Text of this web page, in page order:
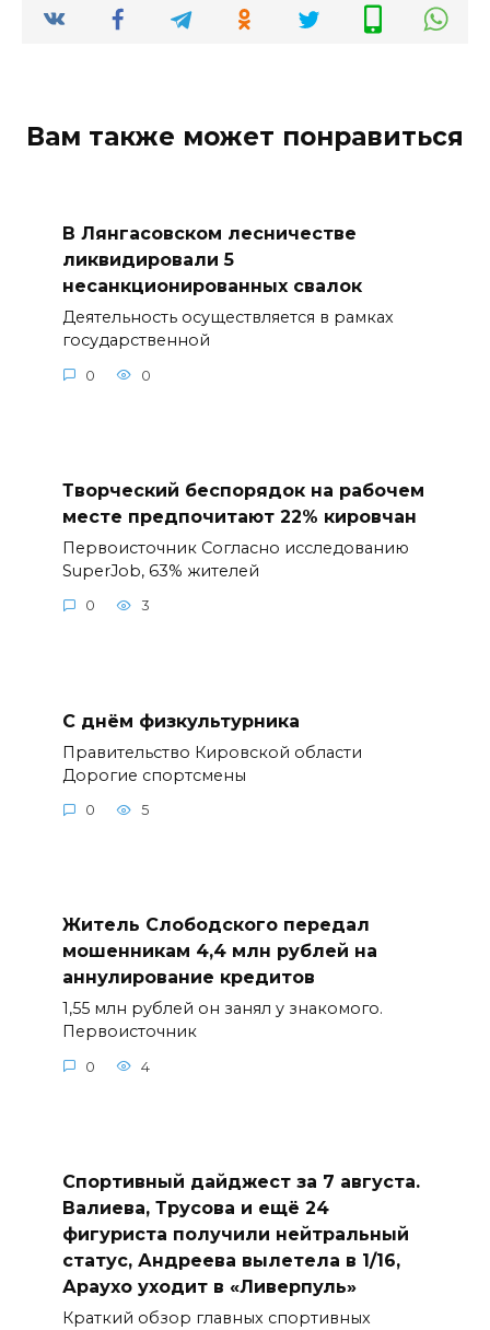
Вам также может понравиться
В Лянгасовском лесничестве
ликвидировали 5
несанкционированных свалок
Деятельность осуществляется в рамках
государственной
0 0
Творческий беспорядок на рабочем
месте предпочитают 22% кировчан
Первоисточник Согласно исследованию
SuperJob, 63% жителей
0 3
С днём физкультурника
Правительство Кировской области
Дорогие спортсмены
0 5
Житель Слободского передал
мошенникам 4,4 млн рублей на
аннулирование кредитов
1,55 млн рублей он занял у знакомого.
Первоисточник
0 4
Спортивный дайджест за 7 августа.
Валиева, Трусова и ещё 24
фигуриста получили нейтральный
статус, Андреева вылетела в 1/16,
Араухо уходит в «Ливерпуль»
Краткий обзор главных спортивных